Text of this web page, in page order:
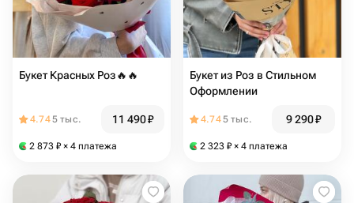
Букет Красных Роз️‍🔥️‍🔥
4.745 тыс. 11 490₽
2 873 ₽ × 4 платежа
Букет из Роз в Стильном
Оформлении
4.745 тыс. 9 290₽
2 323 ₽ × 4 платежа